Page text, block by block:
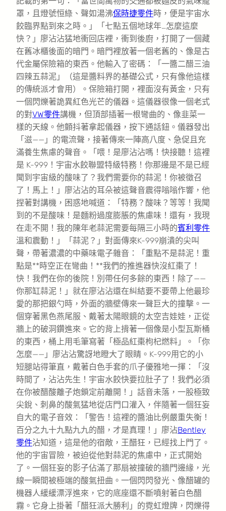
罩，且燈號恒綠、聲如湯沸保時捷零件時，便是宇宙水
餃臨界點到來之時。」「七點五個地球年…怎麼這麼
快？」廖沾沾猛地衝回店裡，衝到後廚，打開了一個藏
在舊冰櫃後面的暗門。暗門裡放著一個老舊的、像是古
代金屬保險箱的東西。他輸入了密碼：「一醬二醋三油
四辣五蒜泥」（這是醬料界的基礎公式，只有像他這樣
的傳統派才會用）。保險箱打開，裡面沒有黃金，只有
一個閃爍著詭異紅色光芒的儀器。這儀器很像一個老式
的對VW零件講機，但頂部插著一根彎曲的、像韭菜一
樣的天線。他顫抖著拿起儀器，按下通話鈕。儀器發出
「滋——」的電流聲，接著傳來一陣高八度、急促且充
滿養生焦慮的聲音。「喂！是廖沾沾嗎！快接聽！這裡
是 K-999！宇宙水餃聯盟特級特務！你那邊是不是已經
聞到宇宙級的酸味了？我們需要你的蒜泥！你被徵召
了！馬上！」廖沾沾的耳朵被這聲音震得嗡嗡作響，他
捏著對講機，困惑地喊道：「特務？酸味？等等！我聞
到的不是酸味！是麵粉過度膨脹的焦慮味！還有，我現
在走不開！我的陳年老蒜泥需要每隔三小時的賓利零件
溫和震動！」「蒜泥？」對面傳來K-999崩潰的尖叫
聲，帶著濃濃的中藥味電子雜音：「重點不是蒜泥！重
點是**時空正在彎曲！**我們的推進器快沒紅棗了！
快！我們在你的後院！別帶任何多餘的東西！除了——
你那缸蒜泥！」就在廖沾沾還在糾結要不要帶上他最珍
愛的那把銀勺時，外面的牆壁傳來一聲巨大的撞擊。一
個穿著黑色燕尾服、戴著太陽眼鏡的太空吉娃娃，正從
牆上的破洞鑽進來。它的背上揹著一個像是小型瓦斯桶
的東西，桶上用毛筆寫著「極品紅棗枸杞燃料」。「你
怎麼——」廖沾沾驚訝地瞪大了眼睛。K-999用它的小
短腿站得筆直，戴著白色手套的爪子優雅地一揮：「沒
時間了，沾沾先生！宇宙水餃快要拉肚子了！我們必須
在你被醋酸離子炮鎖定前離開！」話音未落，一股極致
尖銳、刺鼻的酸氣猛地從店門口灌入，伴隨著一個狂妄
自大的電子音效：「警告！這裡的醬油比例嚴重失衡！
百分之九十九點九九的醋，才是真理！」廖沾Bentley
零件沾知道，這是他的宿敵，王醋狂，已經找上門了。
他的宇宙冒險，被迫從他對蒜泥的焦慮中，正式開始
了。一個狂妄的影子佔滿了那扇被撞破的牆門邊緣，光
線一瞬間被極端的酸氣扭曲。一個閃閃發光、像醋罐的
機器人緩緩漂浮進來，它的底座還不斷噴射著白色醋
霧。它身上掛著「醋狂派大勝利」的霓虹燈牌，閃爍得